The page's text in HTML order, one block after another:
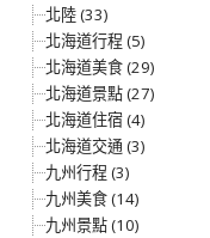
北陸 (33)
北海道行程 (5)
北海道美食 (29)
北海道景點 (27)
北海道住宿 (4)
北海道交通 (3)
九州行程 (3)
九州美食 (14)
九州景點 (10)